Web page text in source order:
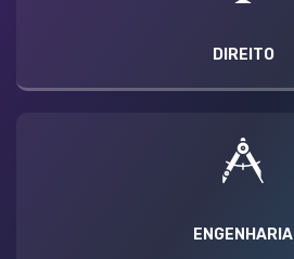
DIREITO
ENGENHARIA